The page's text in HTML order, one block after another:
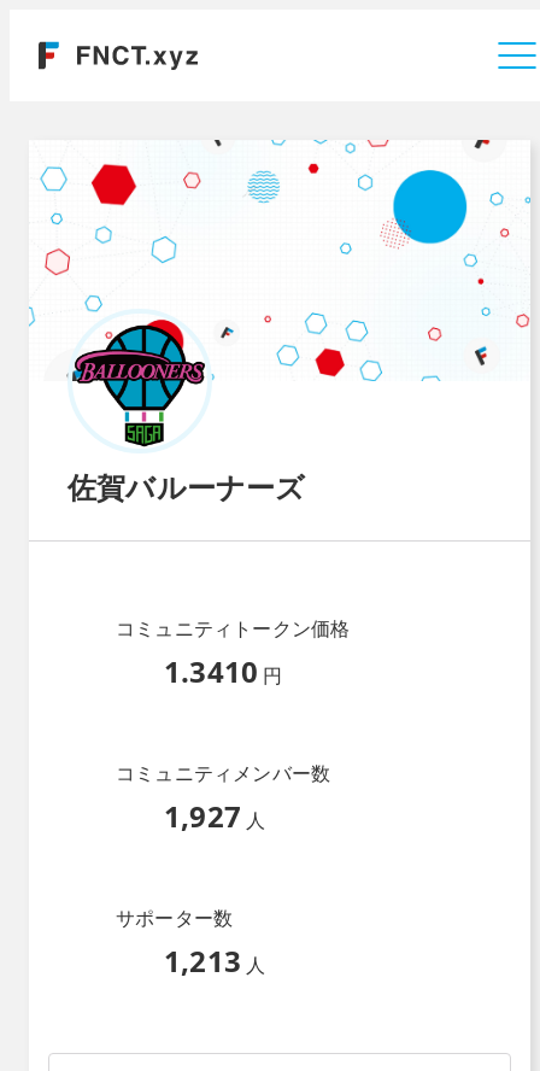
佐賀バルーナーズ
コミュニティトークン価格
1.3410 円
コミュニティメンバー数
1,927 人
サポーター数
1,213 人